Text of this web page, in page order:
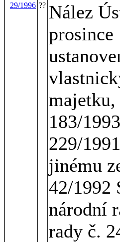
29/1996 ?? Nález
prosince
majetku,
183/
229/
jinému
42/1992
národní
rady č.